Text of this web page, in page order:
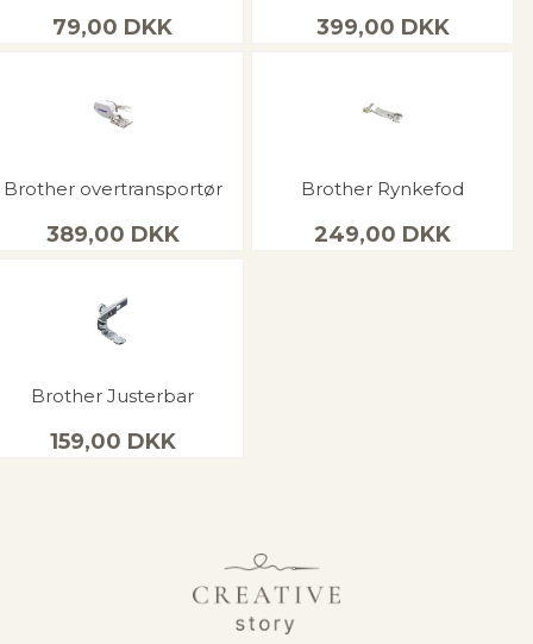
79,00 DKK 399,00 DKK
Brother overtransportør
389,00 DKK
Brother Rynkefod
249,00 DKK
Brother Justerbar
159,00 DKK